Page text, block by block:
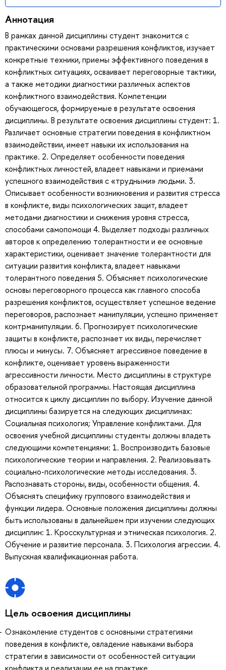
Аннотация
В рамках данной дисциплины студент знакомится с
практическими основами разрешения конфликтов, изучает
конкретные техники, приемы эффективного поведения в
конфликтных ситуациях, осваивает переговорные тактики,
а также методики диагностики различных аспектов
конфликтного взаимодействия. Компетенции
обучающегося, формируемые в результате освоения
дисциплины. В результате освоения дисциплины студент: 1.
Различает основные стратегии поведения в конфликтном
взаимодействии, имеет навыки их использования на
практике. 2. Определяет особенности поведения
конфликтных личностей, владеет навыками и приемами
успешного взаимодействия с «трудными» людьми. 3.
Описывает особенности возникновения и развития стресса
в конфликте, виды психологических защит, владеет
методами диагностики и снижения уровня стресса,
способами самопомощи 4. Выделяет подходы различных
авторов к определению толерантности и ее основные
характеристики, оценивает значение толерантности для
ситуации развития конфликта, владеет навыками
толерантного поведения 5. Объясняет психологические
основы переговорного процесса как главного способа
разрешения конфликтов, осуществляет успешное ведение
переговоров, распознает манипуляции, успешно применяет
контрманипуляции. 6. Прогнозирует психологические
защиты в конфликте, распознает их виды, перечисляет
плюсы и минусы. 7. Объясняет агрессивное поведение в
конфликте, оценивает уровень выраженности
агрессивности личности. Место дисциплины в структуре
образовательной программы. Настоящая дисциплина
относится к циклу дисциплин по выбору. Изучение данной
дисциплины базируется на следующих дисциплинах:
Социальная психология; Управление конфликтами. Для
освоения учебной дисциплины студенты должны владеть
следующими компетенциями: 1. Воспроизводить базовые
психологические теории и направления. 2. Реализовывать
социально-психологические методы исследования. 3.
Распознавать стороны, виды, особенности общения. 4.
Объяснять специфику группового взаимодействия и
функции лидера. Основные положения дисциплины должны
быть использованы в дальнейшем при изучении следующих
дисциплин: 1. Кросскультурная и этническая психология. 2.
Обучение и развитие персонала. 3. Психология агрессии. 4.
Выпускная квалификационная работа.
Цель освоения дисциплины
Ознакомление студентов с основными стратегиями
поведения в конфликте, овладение навыками выбора
стратегии в зависимости от особенностей ситуации